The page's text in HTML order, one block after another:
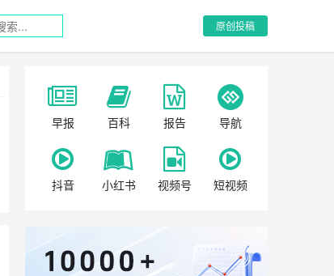
原创投稿
早报 百科 报告 导航
抖音 小红书 视频号 短视频